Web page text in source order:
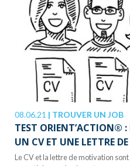
08.06.21 | TROUVER UN JOB
TEST ORIENT’ACTION® :
UN CV ET UNE LETTRE
Le CV et la lettre de motivation